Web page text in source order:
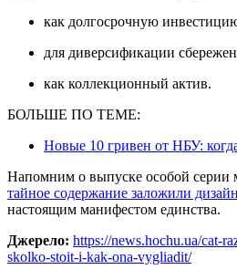
как долгосрочную
для диверсификации
как коллекционный актив.
БОЛЬШЕ ПО ТЕМЕ:
Новые 10 гривен от НБУ:
Напомним о выпуске особой
тайное содержание заложили
настоящим манифестом единства.
Джерело: https://news.hochu.ua/cat-
skolko-stoit-i-kak-ona-vygliadit/